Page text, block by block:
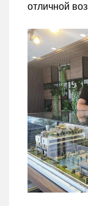
отличной